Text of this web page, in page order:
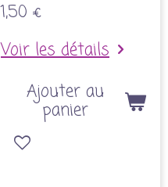
1,50 €
Voir les détails
Ajouter au
panier